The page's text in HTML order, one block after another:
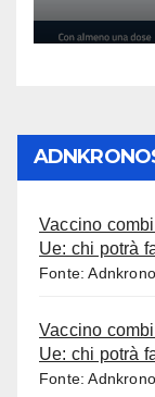
Vaccino
Ue: chi potrà
Fonte:
Vaccino
Ue: chi potrà
Fonte: